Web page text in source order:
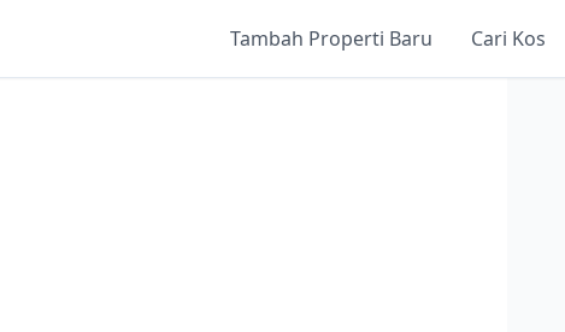
Tambah Properti Baru Cari Kos